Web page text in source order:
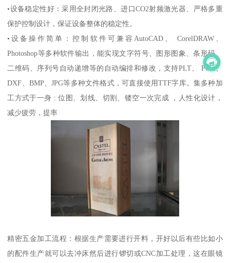
•设备稳定性好：采用全封闭光路、进口CO2射频激光器、严格多重
保护控制设计，保证设备整体的稳定性。
•设备操作简单：控制软件可兼容AutoCAD、 CorelDRAW、
Photoshop等多种软件输出，能实现文字符号、图形图象、条形码、
二维码、序列号自动递增等的自动编排和修改，支持PLT、 PCX、
DXF、BMP、JPG等多种文件格式，可直接使用TTF字库。集多种加
工方式于一身 : 位图、划线、切割、镂空一次完成 ，人性化设计，
减少疲劳，提率
精密五金加工流程：根据生产需要进行开料，开好以后有些比如小
的配件生产就可以去冲床然后进行锣切或CNC加工处理，这在眼镜